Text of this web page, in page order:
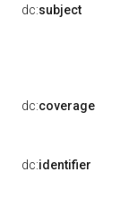
dc:subject
dc:coverage
dc:identifier